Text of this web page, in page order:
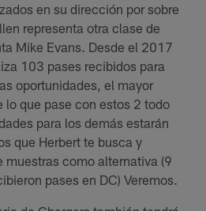
en su dirección por sobre
representa otra clase de
Mike Evans. Desde el 2017
103 pases recibidos para
oportunidades, el mayor
lo que pase con estos 2 todo
para los demás estarán
que Herbert te busca y
muestras como alternativa (9
pases en DC) Veremos.